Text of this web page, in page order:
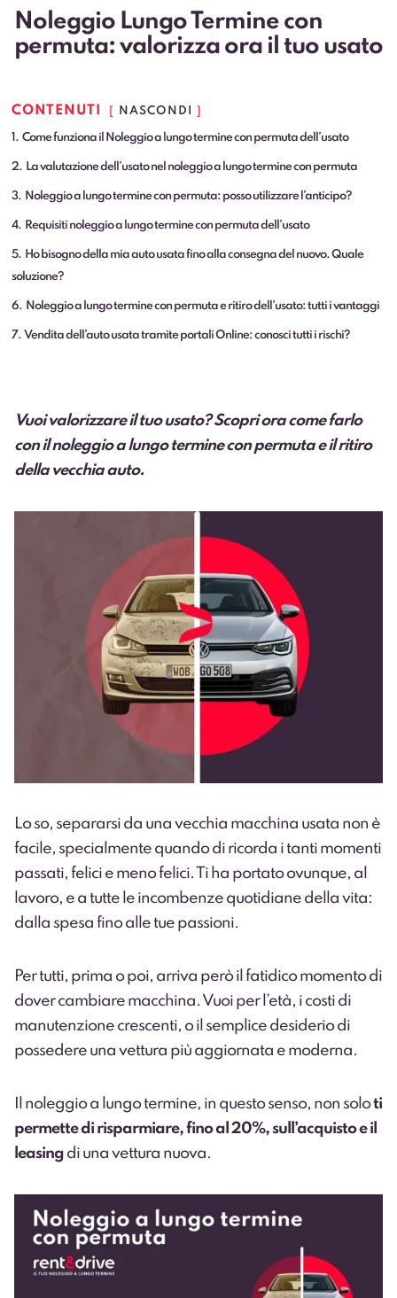
Noleggio Lungo Termine con
permuta: valorizza ora il tuo usato
CONTENUTI NASCONDI
Come funziona il Noleggio a lungo termine con permuta dell’usato
2 La valutazione dell’usato nel noleggio a lungo termine con permuta
3 Noleggio a lungo termine con permuta: posso utilizzare l’anticipo?
4 Requisiti noleggio a lungo termine con permuta dell’usato
5
Ho bisogno della mia auto usata fino alla consegna del nuovo. Quale
soluzione?
6 Noleggio a lungo termine con permuta e ritiro dell’usato: tutti i vantaggi
7 Vendita dell’auto usata tramite portali Online: conosci tutti i rischi?
Vuoi valorizzare il tuo usato? Scopri ora come farlo
con il noleggio a lungo termine con permuta e il ritiro
della vecchia auto.
Lo so, separarsi da una vecchia macchina usata non è
facile, specialmente quando di ricorda i tanti momenti
passati, felici e meno felici. Ti ha portato ovunque, al
lavoro, e a tutte le incombenze quotidiane della vita:
dalla spesa fino alle tue passioni.
Per tutti, prima o poi, arriva però il fatidico momento di
dover cambiare macchina. Vuoi per l’età, i costi di
manutenzione crescenti, o il semplice desiderio di
possedere una vettura più aggiornata e moderna.
Il noleggio a lungo termine, in questo senso, non soloti
permette di risparmiare, fino al 20%, sull’acquisto e il
leasing di una vettura nuova.